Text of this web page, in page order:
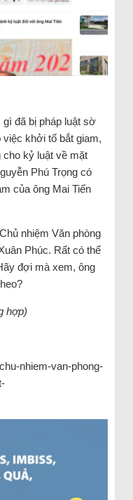
đã bị pháp luật sờ
khởi tố bắt giam,
kỷ luật về mặt
Phú Trọng có
của ông Mai Tiến
nhiệm Văn phòng
Phúc. Rất có thể
đợi mà xem, ông
hợp)
nhiem-van-phong-